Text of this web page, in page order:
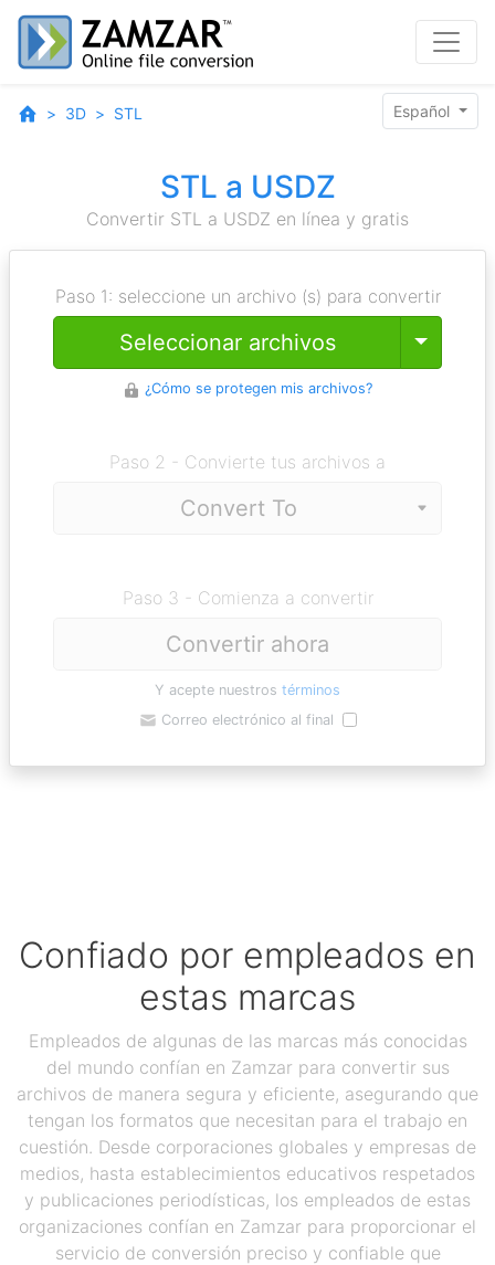
3D STL Español
STL a USDZ
Convertir STL a USDZ en línea y gratis
Paso 1: seleccione un archivo (s) para convertir
Seleccionar archivos Toggle
¿Cómo se protegen mis archivos?
Paso 2 - Convierte tus archivos a
Paso 3 - Comienza a convertir
Convertir ahora
Y acepte nuestros términos
Correo electrónico al final
Confiado por empleados en
estas marcas
Empleados de algunas de las marcas más conocidas
del mundo confían en Zamzar para convertir sus
archivos de manera segura y eficiente, asegurando que
tengan los formatos que necesitan para el trabajo en
cuestión. Desde corporaciones globales y empresas de
medios, hasta establecimientos educativos respetados
y publicaciones periodísticas, los empleados de estas
organizaciones confían en Zamzar para proporcionar el
servicio de conversión preciso y confiable que